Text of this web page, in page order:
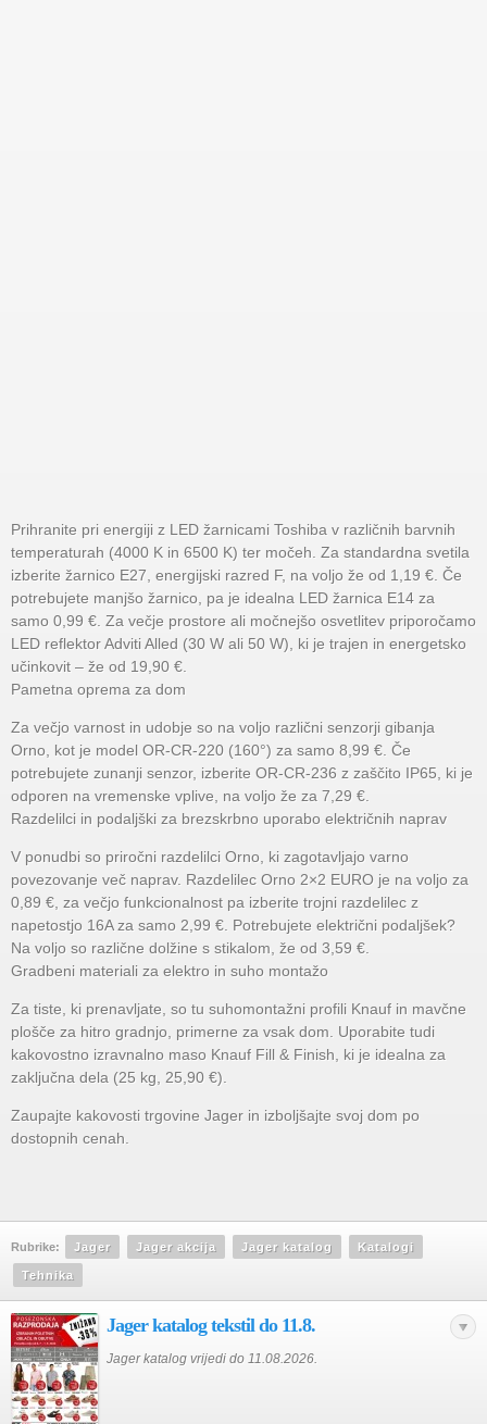
Prihranite pri energiji z LED žarnicami Toshiba v različnih barvnih
temperaturah (4000 K in 6500 K) ter močeh. Za standardna svetila
izberite žarnico E27, energijski razred F, na voljo že od 1,19 €. Če
potrebujete manjšo žarnico, pa je idealna LED žarnica E14 za
samo 0,99 €. Za večje prostore ali močnejšo osvetlitev priporočamo
LED reflektor Adviti Alled (30 W ali 50 W), ki je trajen in energetsko
učinkovit – že od 19,90 €.
Pametna oprema za dom
Za večjo varnost in udobje so na voljo različni senzorji gibanja
Orno, kot je model OR-CR-220 (160°) za samo 8,99 €. Če
potrebujete zunanji senzor, izberite OR-CR-236 z zaščito IP65, ki je
odporen na vremenske vplive, na voljo že za 7,29 €.
Razdelilci in podaljški za brezskrbno uporabo električnih naprav
V ponudbi so priročni razdelilci Orno, ki zagotavljajo varno
povezovanje več naprav. Razdelilec Orno 2×2 EURO je na voljo za
0,89 €, za večjo funkcionalnost pa izberite trojni razdelilec z
napetostjo 16A za samo 2,99 €. Potrebujete električni podaljšek?
Na voljo so različne dolžine s stikalom, že od 3,59 €.
Gradbeni materiali za elektro in suho montažo
Za tiste, ki prenavljate, so tu suhomontažni profili Knauf in mavčne
plošče za hitro gradnjo, primerne za vsak dom. Uporabite tudi
kakovostno izravnalno maso Knauf Fill & Finish, ki je idealna za
zaključna dela (25 kg, 25,90 €).
Zaupajte kakovosti trgovine Jager in izboljšajte svoj dom po
dostopnih cenah.
Rubrike: Jager Jager akcija Jager katalog Katalogi
Tehnika
Jager katalog tekstil do 11.8.
Jager katalog vrijedi do 11.08.2026.